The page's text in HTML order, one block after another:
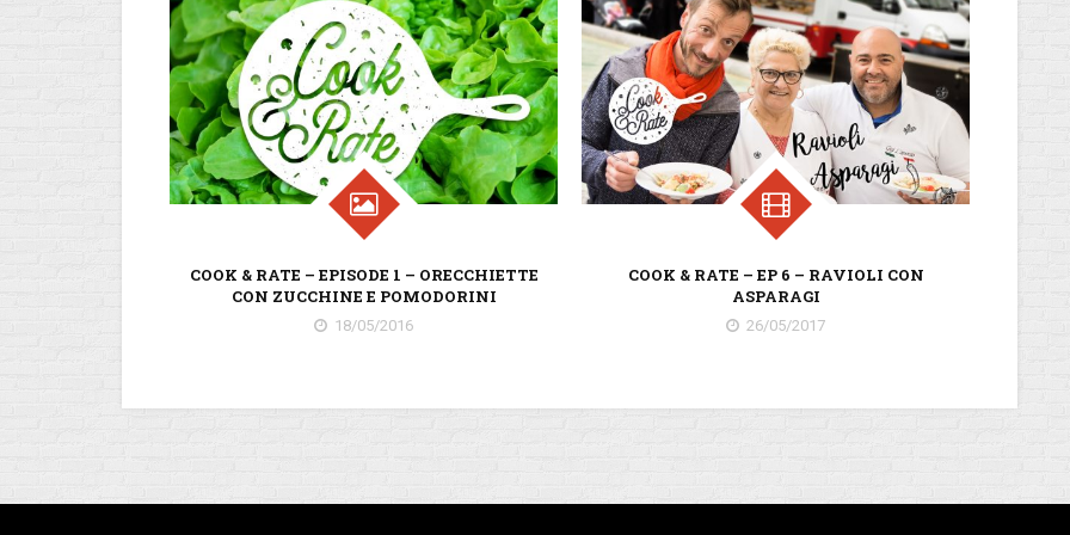
COOK & RATE – EPISODE 1 – ORECCHIETTE
CON ZUCCHINE E POMODORINI
18/05/2016
COOK & RATE – EP 6 – RAVIOLI CON
ASPARAGI
26/05/2017